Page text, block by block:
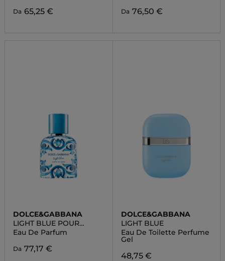
Da 65,25 € Da 76,50 €
DOLCE&GABBANA
LIGHT BLUE POUR
HOMME CAPRI IN LOVE
Eau De Parfum
Da 77,17 €
DOLCE&GABBANA
LIGHT BLUE
Eau De Toilette Perfume
Gel
48,75 €